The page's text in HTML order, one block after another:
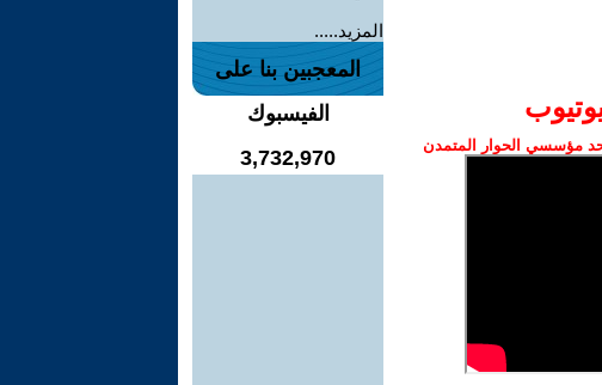
مؤسسي الحوار المتمدن
المزيد.....
المعجبين بنا على
الفيسبوك
3,732,970